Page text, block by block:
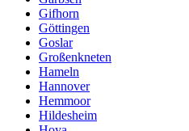
Gifhorn
Göttingen
Goslar
Großenkneten
Hameln
Hannover
Hemmoor
Hildesheim